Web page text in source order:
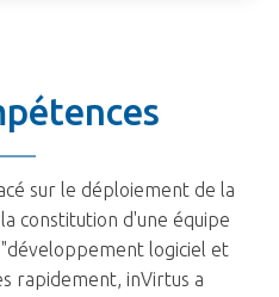
sur le déploiement de la
constitution d'une équipe
logiciel et
rapidement, inVirtus a